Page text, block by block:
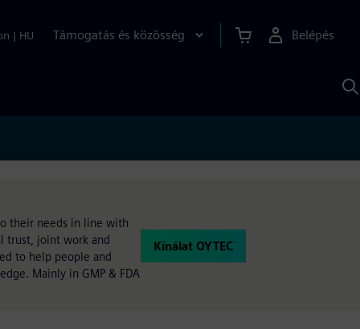
| HU Támogatás és közösség
Belépés
their needs in line with
trust, joint work and
to help people and
Mainly in GMP & FDA
Kínálat OYTEC